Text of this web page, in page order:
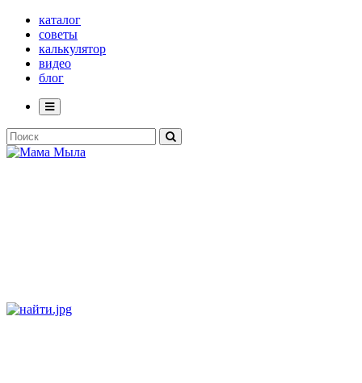
каталог
советы
калькулятор
видео
блог